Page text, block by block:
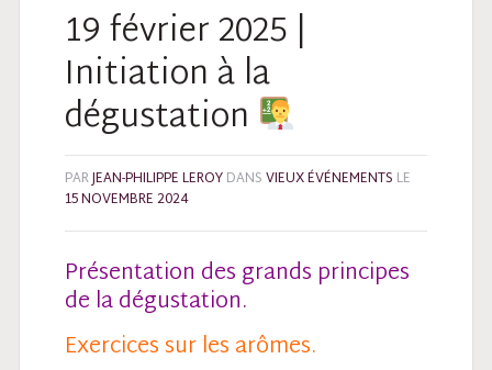
19 février 2025 |
Initiation à la
dégustation
PARJEAN-PHILIPPE LEROYDANSVIEUX ÉVÉNEMENTS LE
15 NOVEMBRE 2024
Présentation des grands principes
de la dégustation.
Exercices sur les arômes.